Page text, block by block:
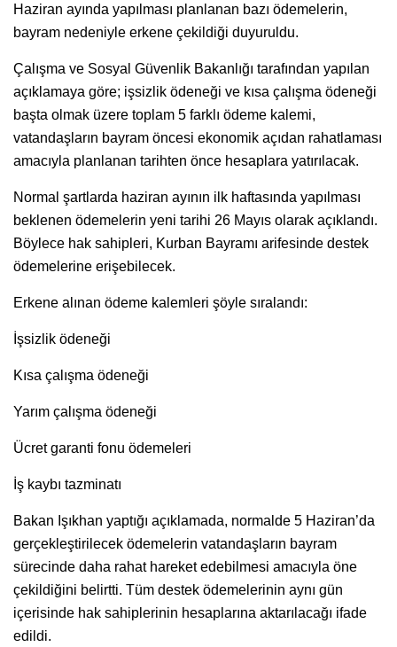
Haziran ayında yapılması planlanan bazı ödemelerin,
bayram nedeniyle erkene çekildiği duyuruldu.
Çalışma ve Sosyal Güvenlik Bakanlığı tarafından yapılan
açıklamaya göre; işsizlik ödeneği ve kısa çalışma ödeneği
başta olmak üzere toplam 5 farklı ödeme kalemi,
vatandaşların bayram öncesi ekonomik açıdan rahatlaması
amacıyla planlanan tarihten önce hesaplara yatırılacak.
Normal şartlarda haziran ayının ilk haftasında yapılması
beklenen ödemelerin yeni tarihi 26 Mayıs olarak açıklandı.
Böylece hak sahipleri, Kurban Bayramı arifesinde destek
ödemelerine erişebilecek.
Erkene alınan ödeme kalemleri şöyle sıralandı:
İşsizlik ödeneği
Kısa çalışma ödeneği
Yarım çalışma ödeneği
Ücret garanti fonu ödemeleri
İş kaybı tazminatı
Bakan Işıkhan yaptığı açıklamada, normalde 5 Haziran’da
gerçekleştirilecek ödemelerin vatandaşların bayram
sürecinde daha rahat hareket edebilmesi amacıyla öne
çekildiğini belirtti. Tüm destek ödemelerinin aynı gün
içerisinde hak sahiplerinin hesaplarına aktarılacağı ifade
edildi.